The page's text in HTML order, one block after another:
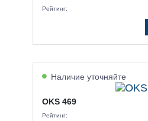
Рейтинг:
Наличие уточняйте
OKS 469
Рейтинг: